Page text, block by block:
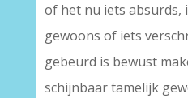
of het nu iets absurds,
gewoons of iets
gebeurd is bewust
schijnbaar tamelijk